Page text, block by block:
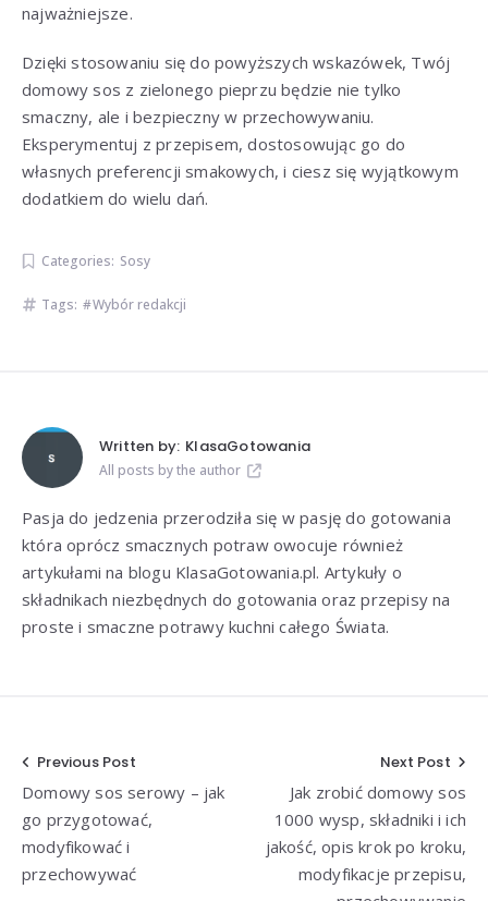
najważniejsze.
Dzięki stosowaniu się do powyższych wskazówek, Twój
domowy sos z zielonego pieprzu będzie nie tylko
smaczny, ale i bezpieczny w przechowywaniu.
Eksperymentuj z przepisem, dostosowując go do
własnych preferencji smakowych, i ciesz się wyjątkowym
dodatkiem do wielu dań.
Categories: Sosy
Tags: Wybór redakcji
Written by: KlasaGotowania
All posts by the author
Pasja do jedzenia przerodziła się w pasję do gotowania
która oprócz smacznych potraw owocuje również
artykułami na blogu KlasaGotowania.pl. Artykuły o
składnikach niezbędnych do gotowania oraz przepisy na
proste i smaczne potrawy kuchni całego Świata.
Nawigacja
wpisu
Previous Post
Domowy sos serowy – jak
go przygotować,
modyfikować i
przechowywać
Next Post
Jak zrobić domowy sos
1000 wysp, składniki i ich
jakość, opis krok po kroku,
modyfikacje przepisu,